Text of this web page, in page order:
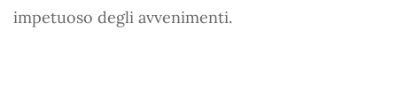
impetuoso degli avvenimenti.